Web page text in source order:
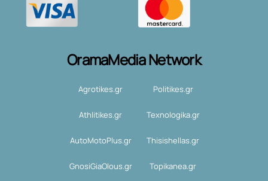
OramaMedia Network
Agrotikes.gr Politikes.gr
Athlitikes.gr Texnologika.gr
AutoMotoPlus.gr Thisishellas.gr
GnosiGiaOlous.gr Topikanea.gr